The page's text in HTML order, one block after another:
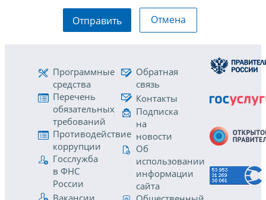
Отправить Отмена
Программные
средства
Перечень
обязательных
требований
Противодействие
коррупции
Госслужба
в ФНС
России
Вакансии
Обратная
связь
Контакты
Подписка
на
новости
Об
использовании
информации
сайта